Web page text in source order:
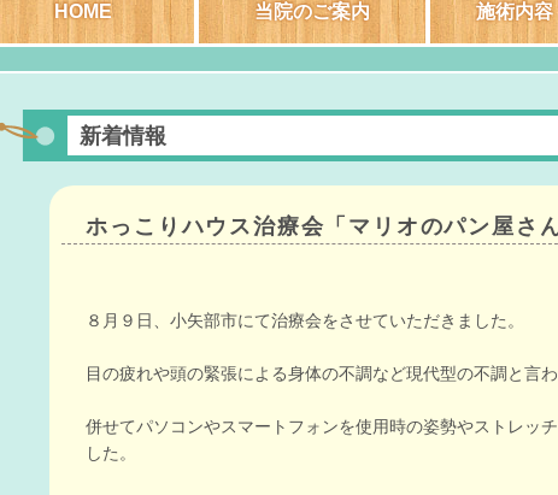
HOME 当院のご案内 施術内容
新着情報
ホっこりハウス治療会「マリオのパン屋さ
８月９日、小矢部市にて治療会をさせていただきました。
目の疲れや頭の緊張による身体の不調など現代型の不調と言
併せてパソコンやスマートフォンを使用時の姿勢やストレッ
した。